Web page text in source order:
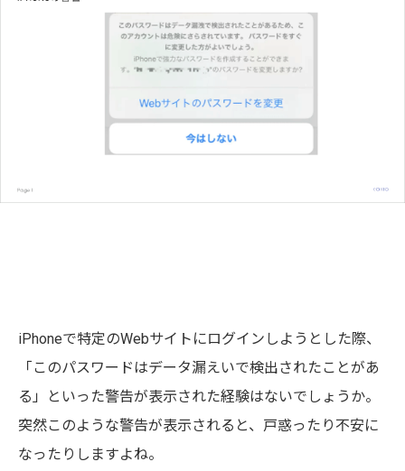
iPhoneで特定のWebサイトにログインしようとした際、
「このパスワードはデータ漏えいで検出されたことがあ
る」といった警告が表示された経験はないでしょうか。
突然このような警告が表示されると、戸惑ったり不安に
なったりしますよね。